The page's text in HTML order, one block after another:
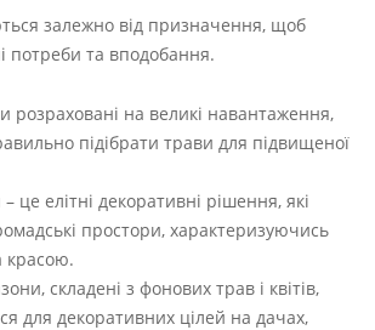
залежно від призначення, щоб
потреби та вподобання.
розраховані на великі навантаження,
підібрати трави для підвищеної
це елітні декоративні рішення, які
простори, характеризуючись
красою.
складені з фонових трав і квітів,
для декоративних цілей на дачах,